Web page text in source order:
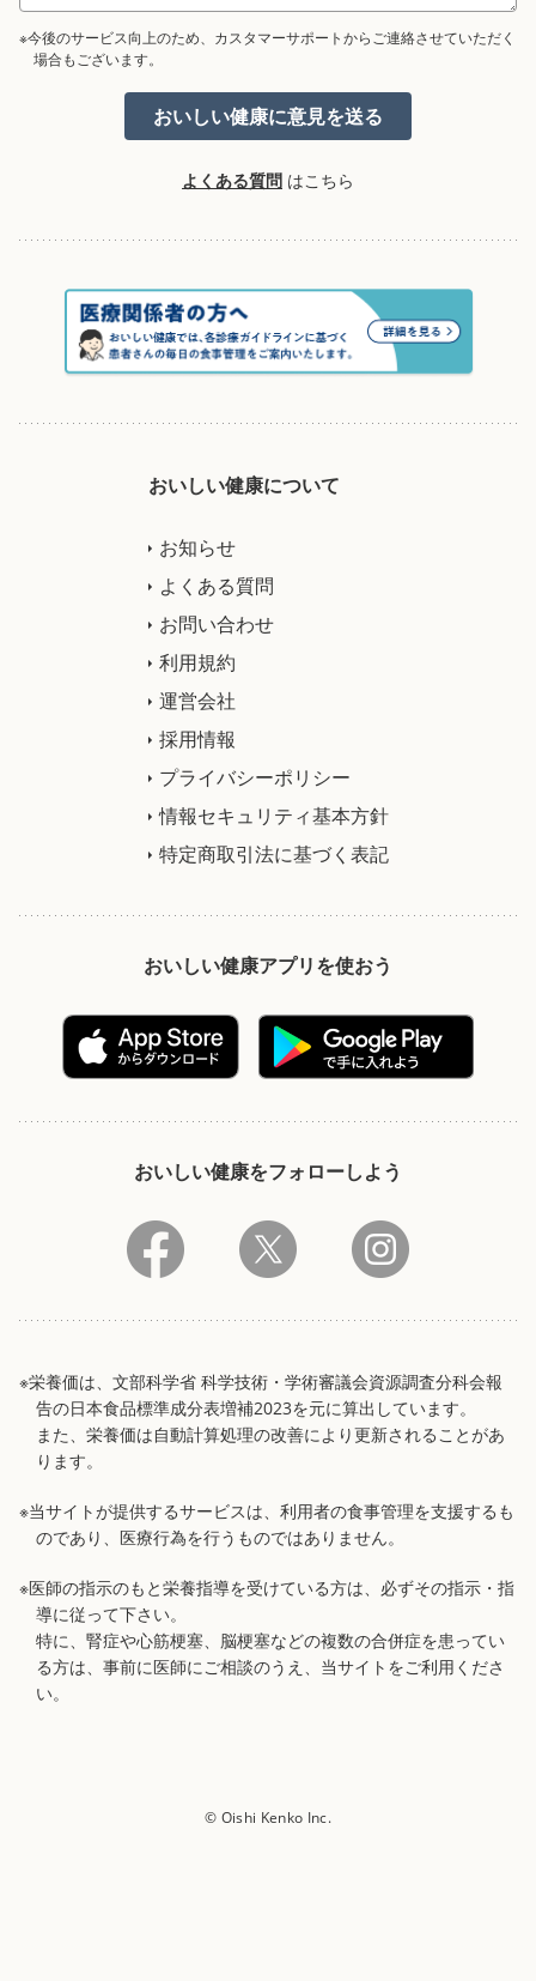
※今後のサービス向上のため、カスタマーサポートからご連絡させていただく
場合もございます。
よくある質問 はこちら
おいしい健康について
お知らせ
よくある質問
お問い合わせ
利用規約
運営会社
採用情報
プライバシーポリシー
情報セキュリティ基本方針
特定商取引法に基づく表記
おいしい健康アプリを使おう
おいしい健康をフォローしよう
※栄養価は、文部科学省 科学技術・学術審議会資源調査分科会報
告の日本食品標準成分表増補2023を元に算出しています。
また、栄養価は自動計算処理の改善により更新されることがあ
ります。
※当サイトが提供するサービスは、利用者の食事管理を支援するも
のであり、医療行為を行うものではありません。
※医師の指示のもと栄養指導を受けている方は、必ずその指示・指
導に従って下さい。
特に、腎症や心筋梗塞、脳梗塞などの複数の合併症を患ってい
る方は、事前に医師にご相談のうえ、当サイトをご利用くださ
い。
© Oishi Kenko Inc.